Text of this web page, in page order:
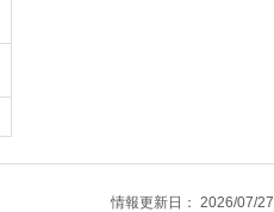
情報更新日： 2026/07/27